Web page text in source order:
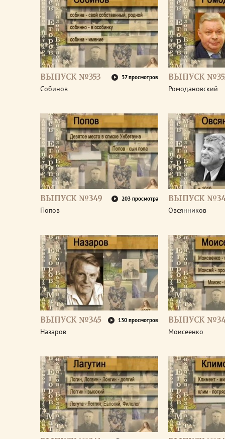
ВЫПУСК №353 37 просмотров
Собинов
ВЫПУСК
Ромодановский
ВЫПУСК №349 203 просмотра
Попов
ВЫПУСК
Овсянников
ВЫПУСК №345 130 просмотров
Назаров
ВЫПУСК
Моисеенко